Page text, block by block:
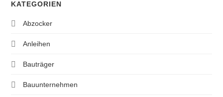
KATEGORIEN
Abzocker
Anleihen
Bauträger
Bauunternehmen